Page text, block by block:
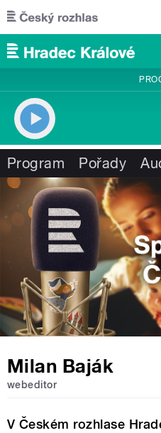
Přejít k hlavnímu obsahu
Program Pořady
Milan Baják
webeditor
V Českém rozhlase